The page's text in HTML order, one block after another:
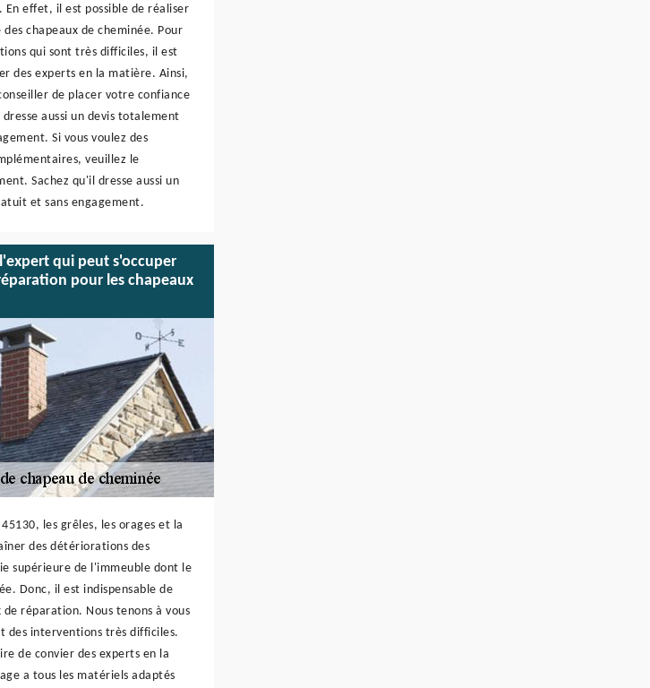
En effet, il est possible de réaliser
chapeaux de cheminée. Pour
qui sont très difficiles, il est
des experts en la matière. Ainsi,
de placer votre confiance
dresse aussi un devis totalement
Si vous voulez des
veuillez le
Sachez qu'il dresse aussi un
et sans engagement.
qui peut s'occuper
pour les chapeaux
les grêles, les orages et la
des détériorations des
supérieure de l'immeuble dont le
Donc, il est indispensable de
réparation. Nous tenons à vous
des interventions très difficiles.
de convier des experts en la
a tous les matériels adaptés